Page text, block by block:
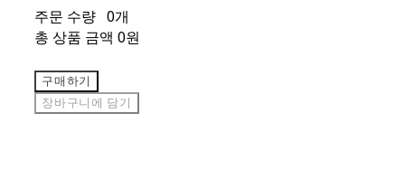
주문 수량 0개
총 상품 금액 0원
구매하기
장바구니에 담기